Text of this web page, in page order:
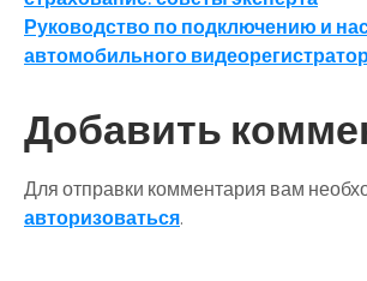
по
записям
Руководство по подключению и
автомобильного
Добавить
Для отправки комментария вам
авторизоваться.